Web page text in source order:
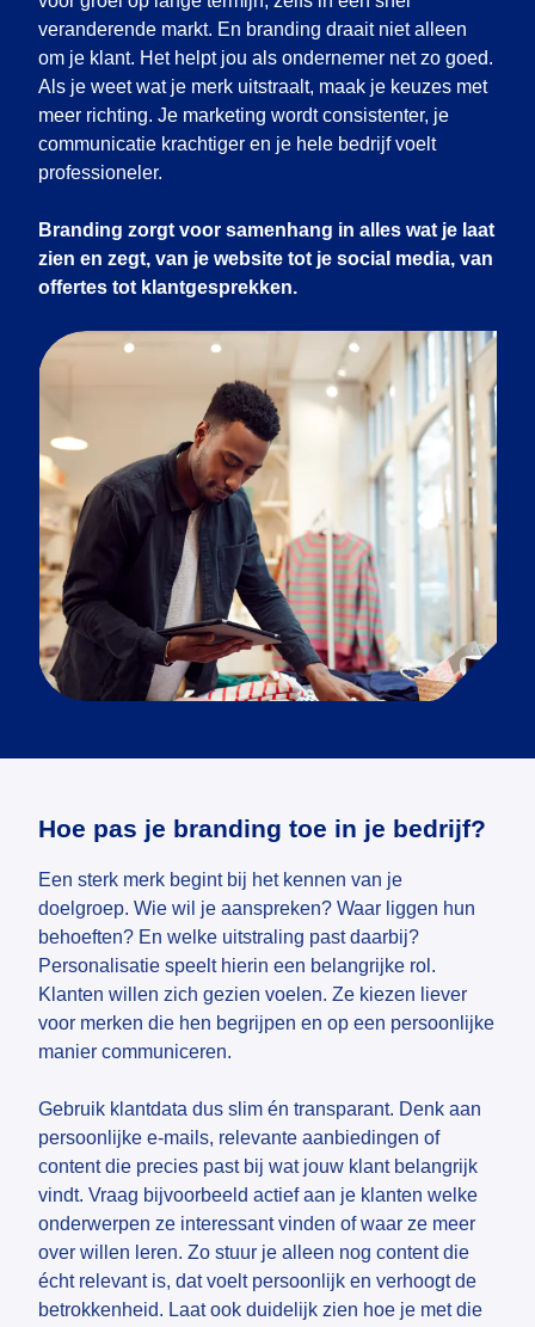
veranderende markt. En branding draait niet alleen
om je klant. Het helpt jou als ondernemer net zo goed.
Als je weet wat je merk uitstraalt, maak je keuzes met
meer richting. Je marketing wordt consistenter, je
communicatie krachtiger en je hele bedrijf voelt
professioneler.
Branding zorgt voor samenhang in alles wat je laat
zien en zegt, van je website tot je social media, van
offertes tot klantgesprekken.
Hoe pas je branding toe in je bedrijf?
Een sterk merk begint bij het kennen van je
doelgroep. Wie wil je aanspreken? Waar liggen hun
behoeften? En welke uitstraling past daarbij?
Personalisatie speelt hierin een belangrijke rol.
Klanten willen zich gezien voelen. Ze kiezen liever
voor merken die hen begrijpen en op een persoonlijke
manier communiceren.
Gebruik klantdata dus slim én transparant. Denk aan
persoonlijke e-mails, relevante aanbiedingen of
content die precies past bij wat jouw klant belangrijk
vindt. Vraag bijvoorbeeld actief aan je klanten welke
onderwerpen ze interessant vinden of waar ze meer
over willen leren. Zo stuur je alleen nog content die
écht relevant is, dat voelt persoonlijk en verhoogt de
betrokkenheid. Laat ook duidelijk zien hoe je met die